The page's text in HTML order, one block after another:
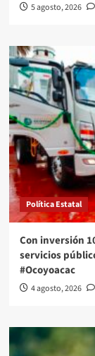
5 agosto, 2026
Política Estatal
Con inversión
servicios
#Ocoyoacac
4 agosto, 2026